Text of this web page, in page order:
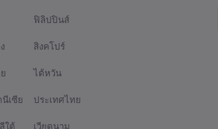
เซีย
ใต้
ฟิลิปปินส์
สิงคโปร์
ไต้หวัน
ประเทศไทย
เวียดนาม